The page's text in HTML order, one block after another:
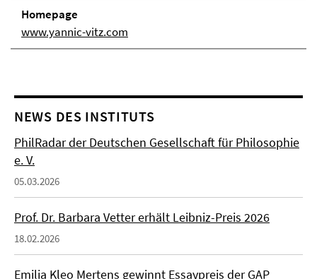
Homepage
www.yannic-vitz.com
NEWS DES INSTITUTS
PhilRadar der Deutschen Gesellschaft für Philosophie
e. V.
05.03.2026
Prof. Dr. Barbara Vetter erhält Leibniz-Preis 2026
18.02.2026
Emilia Kleo Mertens gewinnt Essaypreis der GAP